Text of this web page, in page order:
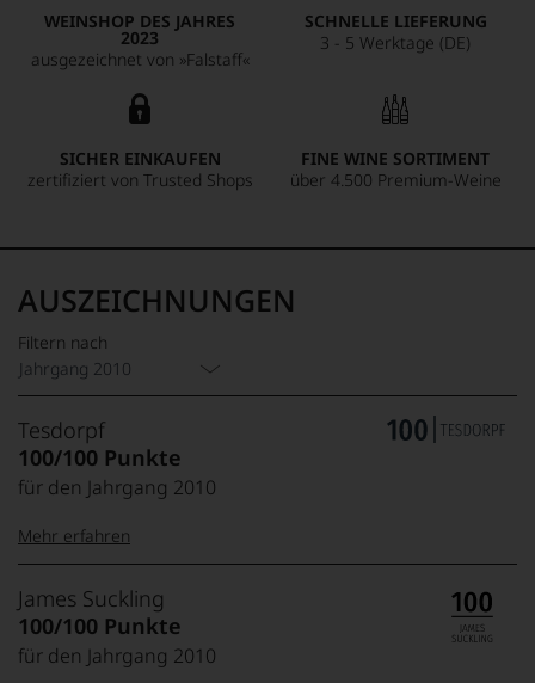
WEINSHOP DES JAHRES
2023
ausgezeichnet von »Falstaff«
SCHNELLE LIEFERUNG
3 - 5 Werktage (DE)
SICHER EINKAUFEN
zertifiziert von Trusted Shops
FINE WINE SORTIMENT
über 4.500 Premium-Weine
AUSZEICHNUNGEN
Filtern nach
Jahrgang 2010
Tesdorpf
100/100 Punkte
für den Jahrgang 2010
99–100 Punkte:
95–98 Punkte:
Tesdorpf
Der
Name
Tesdorpf
Mehr erfahren
James Suckling
100/100 Punkte
für den Jahrgang 2010